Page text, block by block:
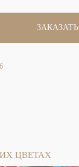
ЗАКАЗАТЬ
ЦВЕТАХ